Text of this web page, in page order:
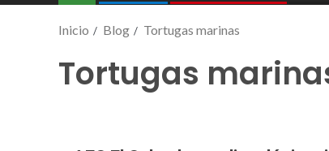
Inicio Blog Tortugas marinas
Tortugas